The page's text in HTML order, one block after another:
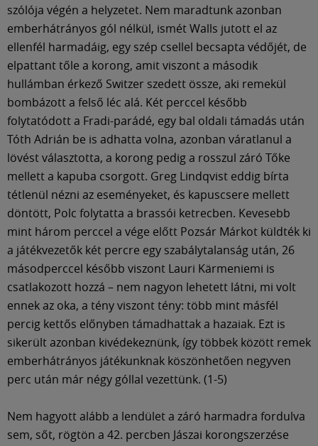
szólója végén a helyzetet. Nem maradtunk azonban
emberhátrányos gól nélkül, ismét Walls jutott el az
ellenfél harmadáig, egy szép csellel becsapta védőjét, de
elpattant tőle a korong, amit viszont a második
hullámban érkező Switzer szedett össze, aki remekül
bombázott a felső léc alá. Két perccel később
folytatódott a Fradi-parádé, egy bal oldali támadás után
Tóth Adrián be is adhatta volna, azonban váratlanul a
lövést választotta, a korong pedig a rosszul záró Tőke
mellett a kapuba csorgott. Greg Lindqvist eddig bírta
tétlenül nézni az eseményeket, és kapuscsere mellett
döntött, Polc folytatta a brassói ketrecben. Kevesebb
mint három perccel a vége előtt Pozsár Márkot küldték ki
a játékvezetők két percre egy szabálytalanság után, 26
másodperccel később viszont Lauri Kärmeniemi is
csatlakozott hozzá – nem nagyon lehetett látni, mi volt
ennek az oka, a tény viszont tény: több mint másfél
percig kettős előnyben támadhattak a hazaiak. Ezt is
sikerült azonban kivédekeznünk, így többek között remek
emberhátrányos játékunknak köszönhetően negyven
perc után már négy góllal vezettünk. (1-5)
Nem hagyott alább a lendület a záró harmadra fordulva
sem, sőt, rögtön a 42. percben Jászai korongszerzése